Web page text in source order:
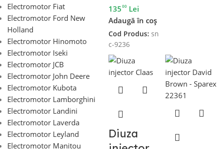
Electromotor Fiat
Electromotor Ford New
Holland
Electromotor Hinomoto
Electromotor Iseki
Electromotor JCB
Electromotor John Deere
Electromotor Kubota
Electromotor Lamborghini
Electromotor Landini
Electromotor Laverda
Electromotor Leyland
Electromotor Manitou
13500 Lei
Adaugă în coș
Cod Produs: sn
c-9236
Diuza